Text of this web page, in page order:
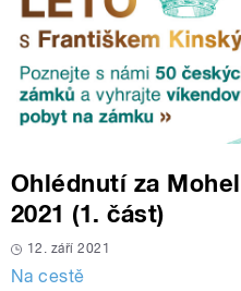
Ohlédnutí za
2021 (1. část)
12. září 2021
Na cestě